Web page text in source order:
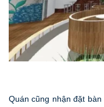
Quán cũng nhận đặt